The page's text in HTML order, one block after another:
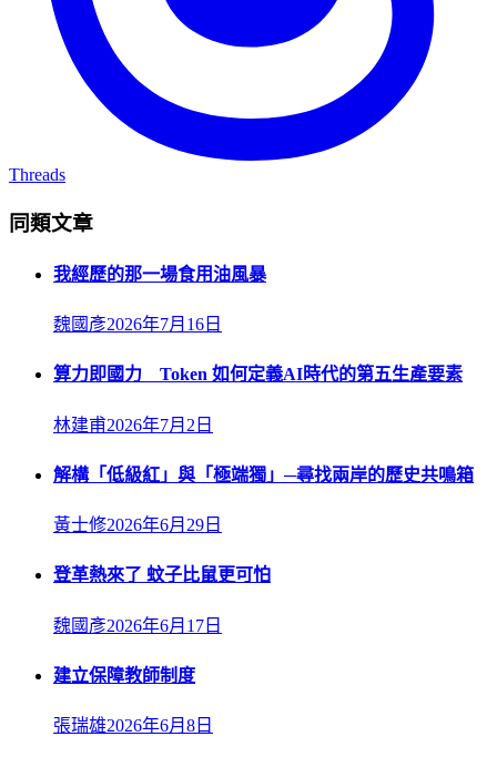
Threads
同類文章
我經歷的那一場食用油風暴
魏國彥2026年7月16日
算力即國力 Token 如何定義AI時代的第五生產要素
林建甫2026年7月2日
解構「低級紅」與「極端獨」─尋找兩岸的歷史共鳴箱
黃士修2026年6月29日
登革熱來了 蚊子比鼠更可怕
魏國彥2026年6月17日
建立保障教師制度
張瑞雄2026年6月8日